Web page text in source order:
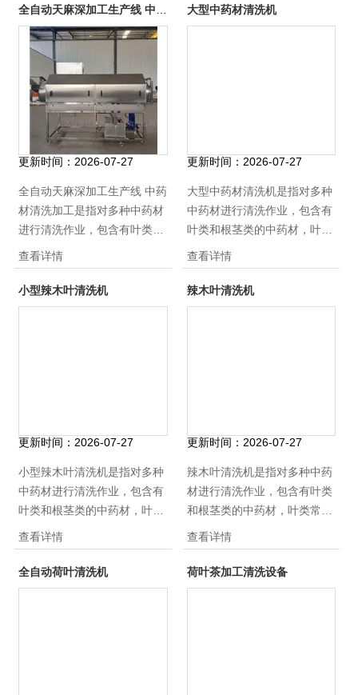
更新时间： 2026-07-27
全自动天麻深加工生产线 中药
材清洗加工是指对多种中药材
进行清洗作业，包含有叶类和
根茎类的中药材，叶类常用的
清洗设备为气泡清洗机，喷淋
清洗机，根茎类常用的有毛辊
清洗机、滚筒毛刷清洗机等
查看详情
大型中药材清洗机
更新时间： 2026-07-27
大型中药材清洗机是指对多种
中药材进行清洗作业，包含有
叶类和根茎类的中药材，叶类
常用的清洗设备为气泡清洗
机，喷淋清洗机，根茎类常用
的有毛辊清洗机、滚筒毛刷清
洗机等等，板材均是采用
查看详情
小型辣木叶清洗机
更新时间：2026-07-27
小型辣木叶清洗机是指对多种
中药材进行清洗作业，包含有
叶类和根茎类的中药材，叶类
常用的清洗设备为气泡清洗
机，喷淋清洗机，根茎类常用
的有毛辊清洗机、滚筒毛刷清
洗机等等，板材均是采用
查看详情
辣木叶清洗机
更新时间： 2026-07-27
辣木叶清洗机是指对多种中药
材进行清洗作业，包含有叶类
和根茎类的中药材，叶类常用
的清洗设备为气泡清洗机，喷
淋清洗机，根茎类常用的有毛
辊清洗机、滚筒毛刷清洗机等
等，板材均是采用sus304食品
查看详情
全自动荷叶清洗机 荷叶茶加工清洗设备